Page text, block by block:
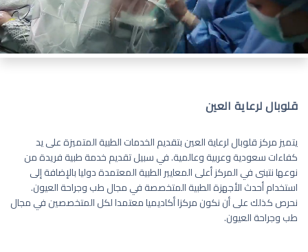
قلوبال لرعاية العين
يتميز مركز قلوبال لرعاية العين بتقديم الخدمات الطبية المتميزة على يد
كفاءات سعودية وعربية وعالمية. في سبيل تقديم خدمة طبية فريدة من
نوعها نتبنى في المركز أعلى المعايير الطبية المعتمدة دوليا بالإضافة إلى
استخدام أحدث الأجهزة الطبية المتخصصة في مجال طب وجراحة العيون.
نحرص كذلك على أن نكون مركزا أكاديميا معتمدا لكل المتخصصين في مجال
طب وجراحة العيون.